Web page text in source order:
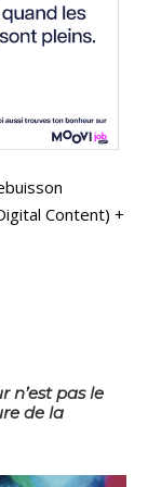
Content) +
n’est pas le
de la